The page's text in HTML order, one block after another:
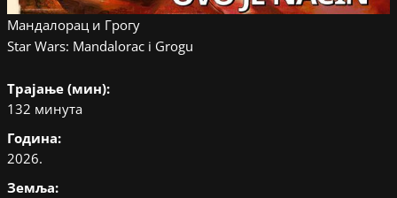
Мандалорац и Грогу
Star Wars: Mandalorac i Grogu
Трајање (мин):
132 минута
Година:
2026.
Земља: